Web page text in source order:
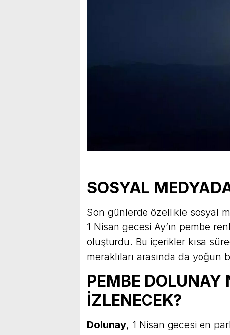
SOSYAL
Son günlerde özellikle sosyal
1 Nisan gecesi Ay’ın pembe
oluşturdu. Bu içerikler kısa
meraklıları arasında da yoğun
PEMBE
İZLENECEK?
Dolunay, 1 Nisan gecesi en